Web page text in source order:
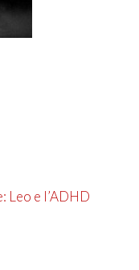
Leo e l’ADHD